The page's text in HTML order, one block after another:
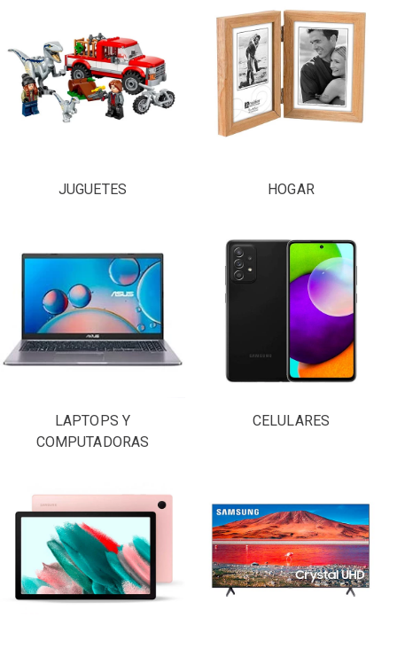
JUGUETES HOGAR
LAPTOPS Y
COMPUTADORAS
CELULARES